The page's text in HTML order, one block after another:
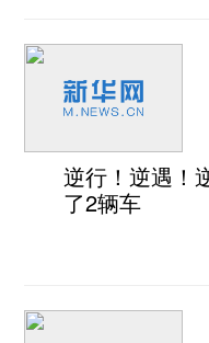
逆行！逆遇！
了2辆车